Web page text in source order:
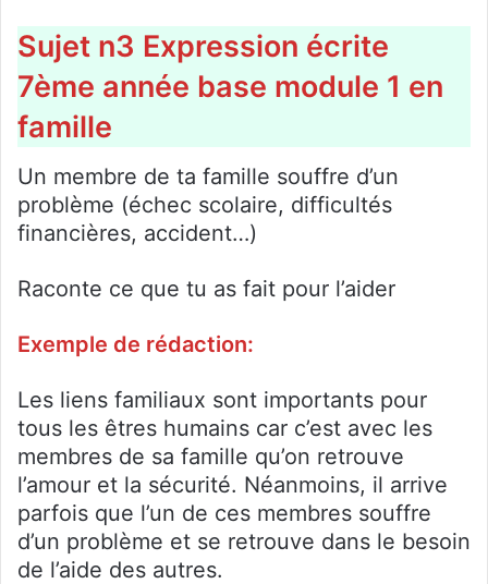
Sujet n3 Expression écrite
7ème année base module 1 en
famille
Un membre de ta famille souffre d’un
problème (échec scolaire, difficultés
financières, accident…)
Raconte ce que tu as fait pour l’aider
Exemple de rédaction:
Les liens familiaux sont importants pour
tous les êtres humains car c’est avec les
membres de sa famille qu’on retrouve
l’amour et la sécurité. Néanmoins, il arrive
parfois que l’un de ces membres souffre
d’un problème et se retrouve dans le besoin
de l’aide des autres.